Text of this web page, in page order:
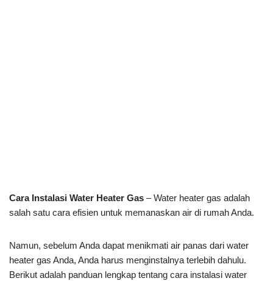
Cara Instalasi Water Heater Gas – Water heater gas adalah
salah satu cara efisien untuk memanaskan air di rumah Anda.
Namun, sebelum Anda dapat menikmati air panas dari water
heater gas Anda, Anda harus menginstalnya terlebih dahulu.
Berikut adalah panduan lengkap tentang cara instalasi water